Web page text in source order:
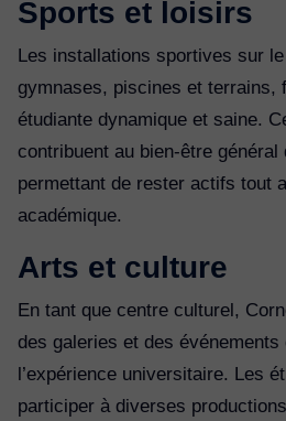
Sports et loisirs
Les installations sportives sur
gymnases, piscines et terrains,
étudiante dynamique et saine.
contribuent au bien-être
permettant de rester actifs tout
académique.
Arts et culture
En tant que centre culturel,
des galeries et des
l’expérience universitaire. Les
participer à diverses